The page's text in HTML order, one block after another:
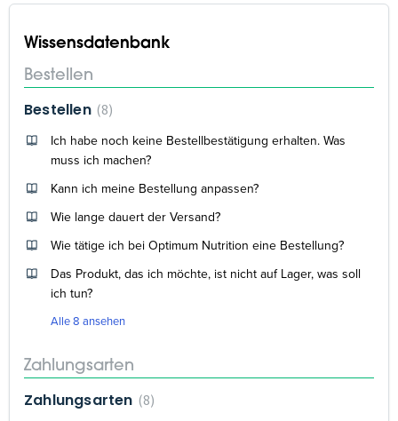
Wissensdatenbank
Bestellen
Bestellen
8
Ich habe noch keine Bestellbestätigung erhalten. Was
muss ich machen?
Kann ich meine Bestellung anpassen?
Wie lange dauert der Versand?
Wie tätige ich bei Optimum Nutrition eine Bestellung?
Das Produkt, das ich möchte, ist nicht auf Lager, was soll
ich tun?
Alle 8 ansehen
Zahlungsarten
Zahlungsarten
8